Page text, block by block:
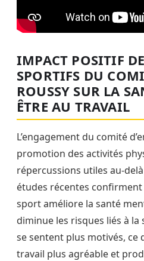
IMPACT POSITIF
SPORTIFS DU
ROUSSY SUR LA
ÊTRE AU TRAVAIL
L’engagement du comité
promotion des activités
répercussions utiles au-
études récentes confirment
sport améliore la santé
diminue les risques liés à la
se sentent plus motivés, ce
travail plus agréable et